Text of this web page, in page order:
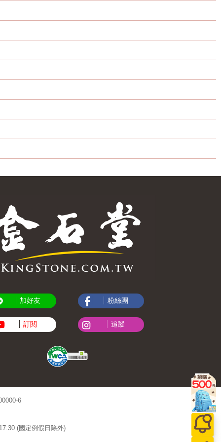
加好友
訂閱
粉絲團
追蹤
6
(國定例假日除外)